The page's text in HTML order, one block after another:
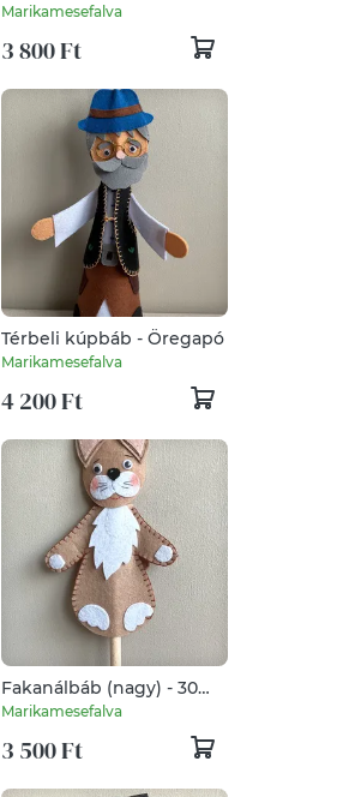
Marikamesefalva
3 800 Ft
Térbeli kúpbáb - Öregapó
Marikamesefalva
4 200 Ft
Fakanálbáb (nagy) - 30
cm (Nyúl - barna)
Marikamesefalva
3 500 Ft